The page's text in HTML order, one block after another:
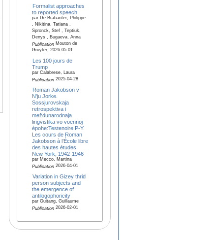
Formalist approaches
to reported speech
par De Brabanter, Philippe
, Nikitina, Tatiana ,
Spronck, Stef , Teptiuk,
Denys , Bugaeva, Anna
PublicationMouton de
Gruyter, 2026-05-01
Les 100 jours de
Trump
par Calabrese, Laura
Publication2025-04-28
Roman Jakobson v
N'ju Jorke.
Sossjurovskaja
retrospektiva i
meždunarodnaja
lingvistika vo voennoj
èpohe:Testenoire P-Y.
Les cours de Roman
Jakobson à l’École libre
des hautes études.
New York, 1942-1946
par Mecco, Martina
Publication2026-04-01
Variation in Gizey thrid
person subjects and
the emergence of
antilogophoricity
par Guitang, Guillaume
Publication2026-02-01